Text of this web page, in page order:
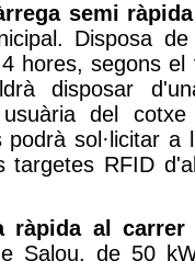
semi
Disposa
hores, segons el
disposar
del
sol·licitar a
targetes RFID
ràpida al carrer
Salou, de 50